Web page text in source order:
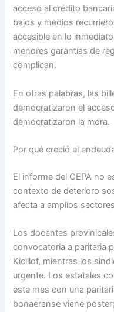
acceso al crédito
bajos y medios
accesible en lo
menores garantías de
complican.
En otras palabras, las
democratizaron el
democratizaron la mora.
Por qué creció el
El informe del CEPA no
contexto de deterioro
afecta a amplios
Los docentes
convocatoria a paritaria
Kicillof, mientras los
urgente. Los estatales
este mes con una
bonaerense viene